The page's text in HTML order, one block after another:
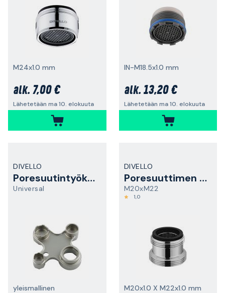
M24x1.0 mm
alk. 7,00 €
Lähetetään ma 10. elokuuta
IN-M18.5x1.0 mm
alk. 13,20 €
Lähetetään ma 10. elokuuta
DIVELLO
Poresuutintyökalu
Universal
yleismallinen
DIVELLO
Poresuuttimen sovitin
M20xM22
1,0
M20x1.0 X M22x1.0 mm